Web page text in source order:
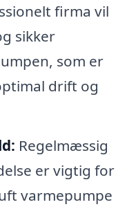
firma vil
sikker
som er
drift og
Regelmæssig
er vigtig for
varmepumpe